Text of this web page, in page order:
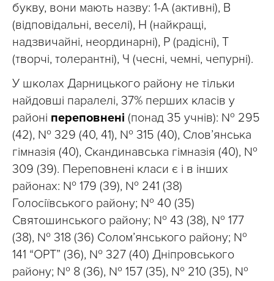
букву, вони мають назву: 1-А (активні), В
(відповідальні, веселі), Н (найкращі,
надзвичайні, неординарні), Р (радісні), Т
(творчі, толерантні), Ч (чесні, чемні, чепурні).
У школах Дарницького району не тільки
найдовші паралелі, 37% перших класів у
районі переповнені (понад 35 учнів): № 295
(42), № 329 (40, 41), № 315 (40), Слов’янська
гімназія (40), Скандинавська гімназія (40), №
309 (39). Переповнені класи є і в інших
районах: № 179 (39), № 241 (38)
Голосіївського району; № 40 (35)
Святошинського району; № 43 (38), № 177
(38), № 318 (36) Солом’янського району; №
141 “ОРТ” (36), № 327 (40) Дніпровського
району; № 8 (36), № 157 (35), № 210 (35), №